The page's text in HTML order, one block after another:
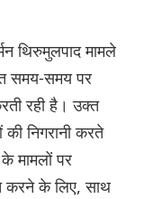
थिरुमुलपाद मामले
समय-समय पर
रही है। उक्त
निगरानी करते
मामलों पर
करने के लिए, साथ